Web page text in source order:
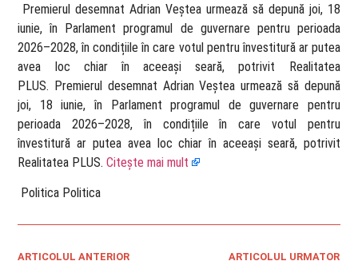
​ Premierul desemnat Adrian Veștea urmează să depună joi, 18
iunie, în Parlament programul de guvernare pentru perioada
2026–2028, în condițiile în care votul pentru învestitură ar putea
avea loc chiar în aceeași seară, potrivit Realitatea
PLUS. Premierul desemnat Adrian Veștea urmează să depună
joi, 18 iunie, în Parlament programul de guvernare pentru
perioada 2026–2028, în condițiile în care votul pentru
învestitură ar putea avea loc chiar în aceeași seară, potrivit
Realitatea PLUS.Citește mai mult
​ Politica Politica
ARTICOLUL ANTERIOR ARTICOLUL URMATOR